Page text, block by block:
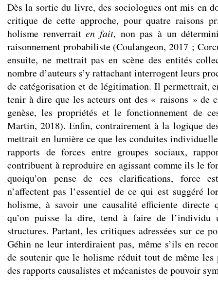
Dès la sortie du livre, des sociologues ont mis en
critique de cette approche, pour quatre raisons
holisme renverraiten fait, non pas à un
raisonnement probabiliste (Coulangeon, 2017 ;
ensuite, ne mettrait pas en scène des entités
nombre d’auteurs s’y rattachant interrogent leurs
de catégorisation et de légitimation. Il permettrait,
tenir à dire que les acteurs ont des « raisons » de
genèse, les propriétés et le fonctionnement de
Martin, 2018). Enfin, contrairement à la logique
mettrait en lumière ce que les conduites
rapports de forces entre groupes sociaux,
contribuent à reproduire en agissant comme ils le
quoiqu’on pense de ces clarifications, force
n’affectent pas l’essentiel de ce qui est suggéré
holisme, à savoir une causalité efficiente directe
qu’on puisse la dire, tend à faire de l’individu
structures. Partant, les critiques adressées sur ce
Géhin ne leur interdiraient pas, même s’ils en
de soutenir que le holisme réduit tout de même les
des rapports causalistes et mécanistes de pouvoir